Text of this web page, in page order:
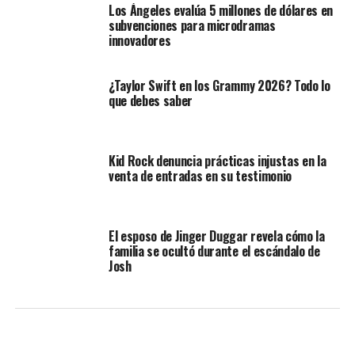
Los Ángeles evalúa 5 millones de dólares en
subvenciones para microdramas
innovadores
¿Taylor Swift en los Grammy 2026? Todo lo
que debes saber
Kid Rock denuncia prácticas injustas en la
venta de entradas en su testimonio
El esposo de Jinger Duggar revela cómo la
familia se ocultó durante el escándalo de
Josh